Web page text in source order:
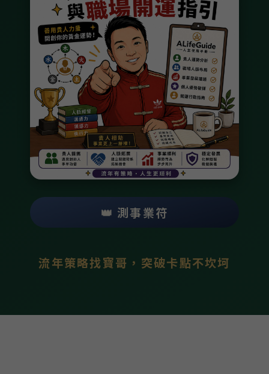
👑 測事業符
流年策略找寶哥，突破卡點不坎坷